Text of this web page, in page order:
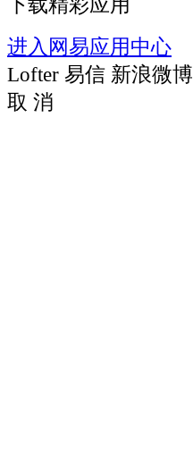
下载精彩应用
进入网易应用中心
Lofter 易信 新浪微博
取 消